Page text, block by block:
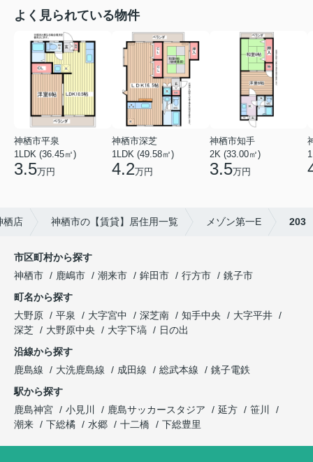
よく見られている物件
神栖市平泉
1LDK (36.45㎡)
3.5万円
神栖市深芝
1LDK (49.58㎡)
4.2万円
神栖市知手
2K (33.00㎡)
3.5万円
栖店 神栖市の【賃貸】居住用一覧 メゾン第一E 203
市区町村から探す
神栖市
鹿嶋市 潮来市 鉾田市 行方市
銚子市
町名から探す
大野原
平泉 大字宮中 深芝南 知手中央
大字平井
深芝
大野原中央 大字下塙
日の出
沿線から探す
鹿島線
大洗鹿島線 成田線 総武本線
銚子電鉄
駅から探す
鹿島神宮
小見川 鹿島サッカースタジア 延方
笹川
潮来
下総橘 水郷 十二橋 下総豊里